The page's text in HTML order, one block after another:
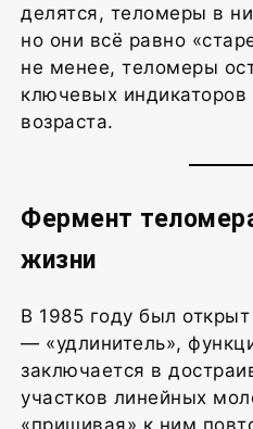
делятся, теломеры в
но они всё равно
не менее, теломеры
ключевых индикаторов
возраста.
Фермент
жизни
В 1985 году был
— «удлинитель»,
заключается в
участков линейных
«пришивая» к ним